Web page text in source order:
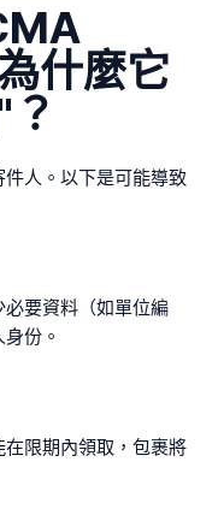
什麼它
件人。以下是可能導致
要資料（如單位編
份。
限期內領取，包裹將